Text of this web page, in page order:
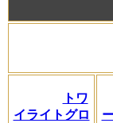
トワ
イライトグロ